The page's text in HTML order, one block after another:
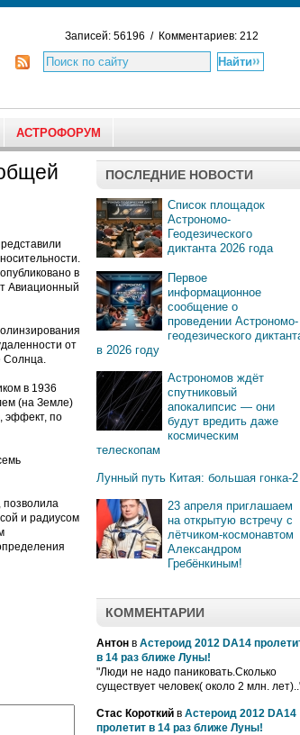
Записей: 56196 / Комментариев: 212
АСТРОФОРУМ
в
Авиационный
от
Солнца.
в 1936
(на Земле)
эффект, по
позволила
и радиусом
ПОСЛЕДНИЕ НОВОСТИ
Список площадок
Астрономо-
Геодезического
диктанта 2026 года
Первое
информационное
сообщение о
проведении Астрономо-
геодезического
в 2026 году
Астрономов ждёт
спутниковый
апокалипсис — они
будут вредить даже
космическим
телескопам
Лунный путь Китая: большая гонка-2
23 апреля приглашаем
на открытую встречу с
лётчиком-космонавтом
Александром
Гребёнкиным!
КОММЕНТАРИИ
Антон в Астероид 2012 DA14
в 14 раз ближе Луны!
"Люди не надо паниковать.Сколько
существует человек( около 2 млн.
Стас Короткий в Астероид 2012 DA14
пролетит в 14 раз ближе Луны!